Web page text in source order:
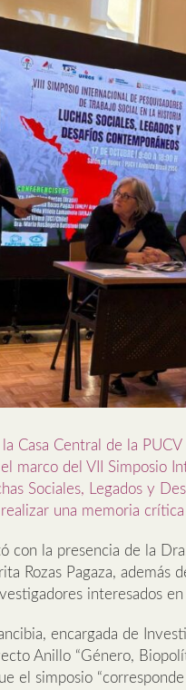
la Casa Central de la
marco del VII Simposio
Sociales, Legados y
una memoria
con la presencia de la
Rozas Pagaza, además
interesados
encargada de
Anillo “Género,
el simposio